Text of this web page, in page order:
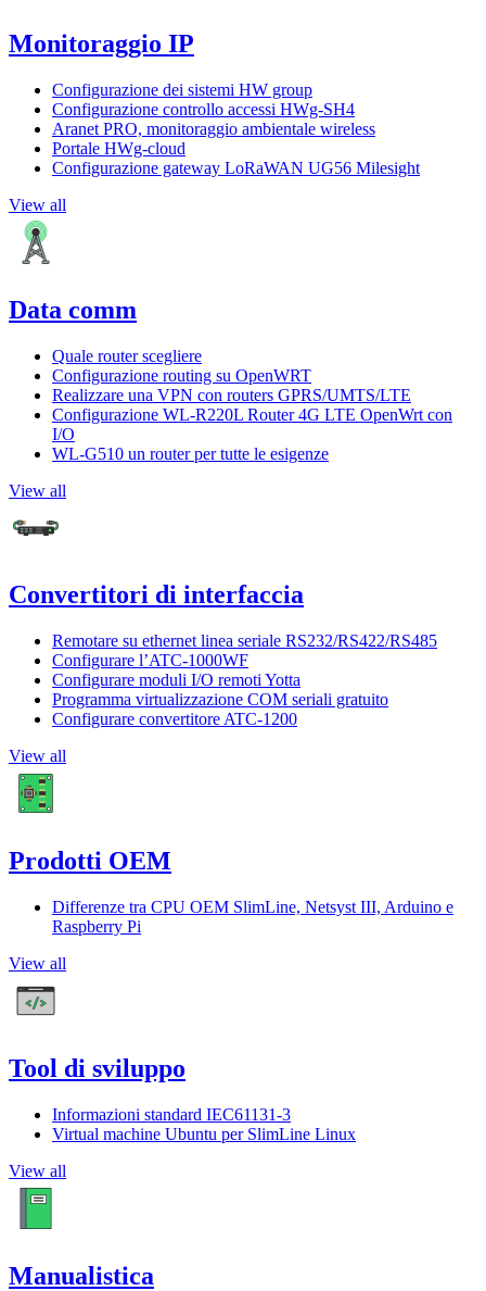
Monitoraggio IP
Configurazione dei sistemi HW group
Configurazione controllo accessi HWg-SH4
Aranet PRO, monitoraggio ambientale wireless
Portale HWg-cloud
Configurazione gateway LoRaWAN UG56 Milesight
View all
Data comm
Quale router scegliere
Configurazione routing su OpenWRT
Realizzare una VPN con routers GPRS/UMTS/LTE
Configurazione WL-R220L Router 4G LTE OpenWrt con
I/O
WL-G510 un router per tutte le esigenze
View all
Convertitori di interfaccia
Remotare su ethernet linea seriale RS232/RS422/RS485
Configurare l’ATC-1000WF
Configurare moduli I/O remoti Yotta
Programma virtualizzazione COM seriali gratuito
Configurare convertitore ATC-1200
View all
Prodotti OEM
Differenze tra CPU OEM SlimLine, Netsyst III, Arduino e
Raspberry Pi
View all
Tool di sviluppo
Informazioni standard IEC61131-3
Virtual machine Ubuntu per SlimLine Linux
View all
Manualistica